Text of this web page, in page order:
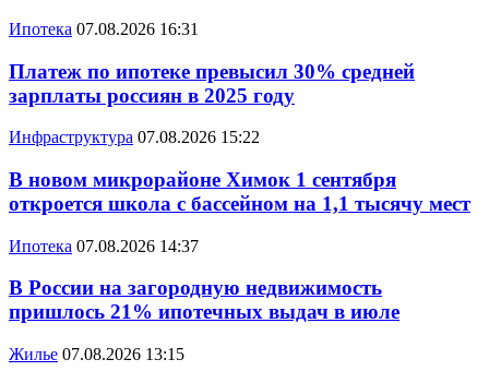
Ипотека 07.08.2026 16:31
Платеж по ипотеке превысил 30% средней
зарплаты россиян в 2025 году
Инфраструктура 07.08.2026 15:22
В новом микрорайоне Химок 1 сентября
откроется школа с бассейном на 1,1 тысячу мест
Ипотека 07.08.2026 14:37
В России на загородную недвижимость
пришлось 21% ипотечных выдач в июле
Жилье 07.08.2026 13:15